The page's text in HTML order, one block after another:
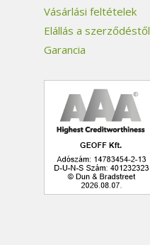
Vásárlási feltételek
Elállás a szerződéstől
Garancia